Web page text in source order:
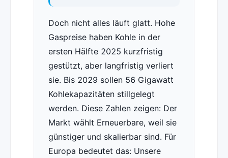
Doch nicht alles läuft glatt. Hohe
Gaspreise haben Kohle in der
ersten Hälfte 2025 kurzfristig
gestützt, aber langfristig verliert
sie. Bis 2029 sollen 56 Gigawatt
Kohlekapazitäten stillgelegt
werden. Diese Zahlen zeigen: Der
Markt wählt Erneuerbare, weil sie
günstiger und skalierbar sind. Für
Europa bedeutet das: Unsere